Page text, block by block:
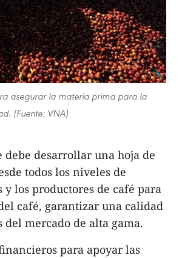
asegurar la materia prima para la
(Fuente: VNA)
desarrollar una hoja de
todos los niveles de
y los productores de café para
café, garantizar una calidad
mercado de alta gama.
para apoyar las